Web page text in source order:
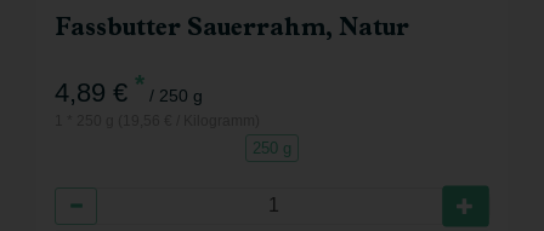
Fassbutter Sauerrahm, Natur
4,89 € * / 250 g
250 g